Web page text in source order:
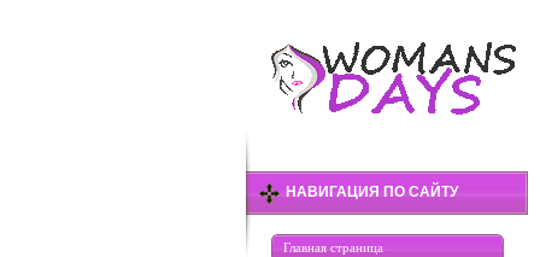
НАВИГАЦИЯ ПО САЙТУ
Главная страница